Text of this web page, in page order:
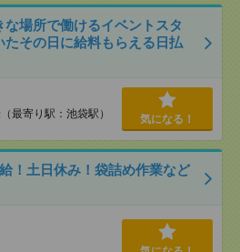
な場所で働けるイベントスタ
その日に給料もらえる日払
最寄り駅：池袋駅） 気になる！
！土日休み！袋詰め作業など